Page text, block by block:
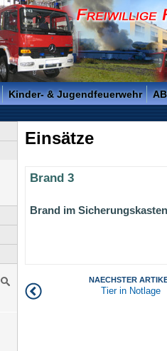
der Kreisstadt
Kinder- & Jugendfeuerwehr
Einsätze
Brand 3
Brand im Sicherungskasten
NAECHSTER
Tier in Notlage